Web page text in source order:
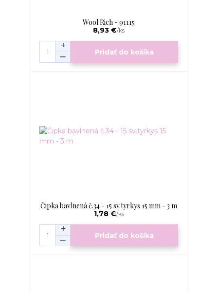
Wool Rich - 91115
8,93 €/ks
Pridať do košíka
Čipka bavlnená č.34 - 15 sv.tyrkys 15 mm - 3 m
1,78 €/ks
Pridať do košíka